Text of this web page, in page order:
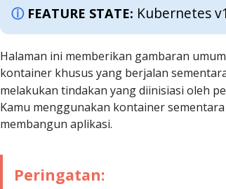
FEATURE STATE: Kubernetes
Halaman ini memberikan gambaran
kontainer khusus yang berjalan
melakukan tindakan yang diinisiasi oleh
Kamu menggunakan kontainer
membangun aplikasi.
Peringatan: